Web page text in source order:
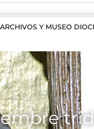
ARCHIVOS Y MUSEO